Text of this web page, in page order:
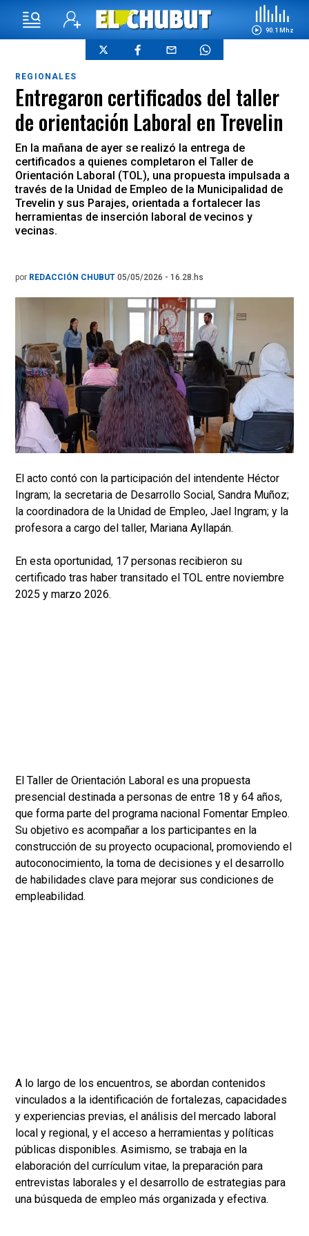
90.1 Mhz
REGIONALES
Entregaron certificados del taller
de orientación Laboral en Trevelin
En la mañana de ayer se realizó la entrega de
certificados a quienes completaron el Taller de
Orientación Laboral (TOL), una propuesta impulsada a
través de la Unidad de Empleo de la Municipalidad de
Trevelin y sus Parajes, orientada a fortalecer las
herramientas de inserción laboral de vecinos y
vecinas.
por REDACCIÓN CHUBUT 05/05/2026 - 16.28.hs
El acto contó con la participación del intendente Héctor
Ingram; la secretaria de Desarrollo Social, Sandra Muñoz;
la coordinadora de la Unidad de Empleo, Jael Ingram; y la
profesora a cargo del taller, Mariana Ayllapán.
En esta oportunidad, 17 personas recibieron su
certificado tras haber transitado el TOL entre noviembre
2025 y marzo 2026.
El Taller de Orientación Laboral es una propuesta
presencial destinada a personas de entre 18 y 64 años,
que forma parte del programa nacional Fomentar Empleo.
Su objetivo es acompañar a los participantes en la
construcción de su proyecto ocupacional, promoviendo el
autoconocimiento, la toma de decisiones y el desarrollo
de habilidades clave para mejorar sus condiciones de
empleabilidad.
A lo largo de los encuentros, se abordan contenidos
vinculados a la identificación de fortalezas, capacidades
y experiencias previas, el análisis del mercado laboral
local y regional, y el acceso a herramientas y políticas
públicas disponibles. Asimismo, se trabaja en la
elaboración del currículum vitae, la preparación para
entrevistas laborales y el desarrollo de estrategias para
una búsqueda de empleo más organizada y efectiva.